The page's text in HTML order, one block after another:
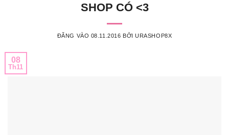
SHOP CÓ <3
ĐĂNG VÀO 08.11.2016 BỞIURASHOP8X
08
Th11